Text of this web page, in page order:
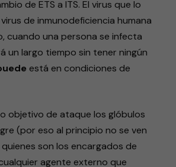
de ETS a ITS. El virus que lo
de inmunodeficiencia humana
cuando una persona se infecta
un largo tiempo sin tener ningún
está en condiciones de
objetivo de ataque los glóbulos
(por eso al principio no se ven
son los encargados de
agente externo que